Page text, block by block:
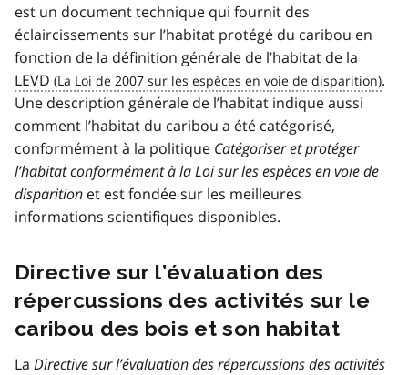
est un document technique qui fournit des
éclaircissements sur l’habitat protégé du caribou en
fonction de la définition générale de l’habitat de la
LEVD
.
Une description générale de l’habitat indique aussi
comment l’habitat du caribou a été catégorisé,
conformément à la politique Catégoriser et protéger
l’habitat conformément à la Loi sur les espèces en voie de
disparition et est fondée sur les meilleures
informations scientifiques disponibles.
Directive sur l’évaluation des
répercussions des activités sur le
caribou des bois et son habitat
La Directive sur l’évaluation des répercussions des activités